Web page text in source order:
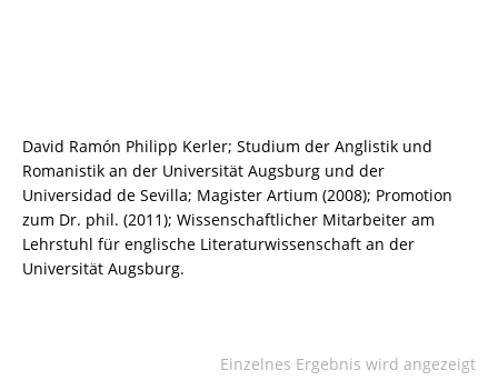
David Ramón Philipp Kerler; Studium der Anglistik und
Romanistik an der Universität Augsburg und der
Universidad de Sevilla; Magister Artium (2008); Promotion
zum Dr. phil. (2011); Wissenschaftlicher Mitarbeiter am
Lehrstuhl für englische Literaturwissenschaft an der
Universität Augsburg.
Einzelnes Ergebnis wird angezeigt